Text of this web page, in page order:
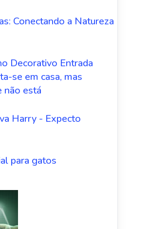
Conectando a Natureza
Decorativo Entrada
se em casa, mas
não está
Harry - Expecto
para gatos